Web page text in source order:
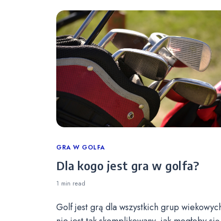
Categories
GRA W GOLFA
Dla kogo jest gra w golfa?
1 min read
Golf jest grą dla wszystkich grup